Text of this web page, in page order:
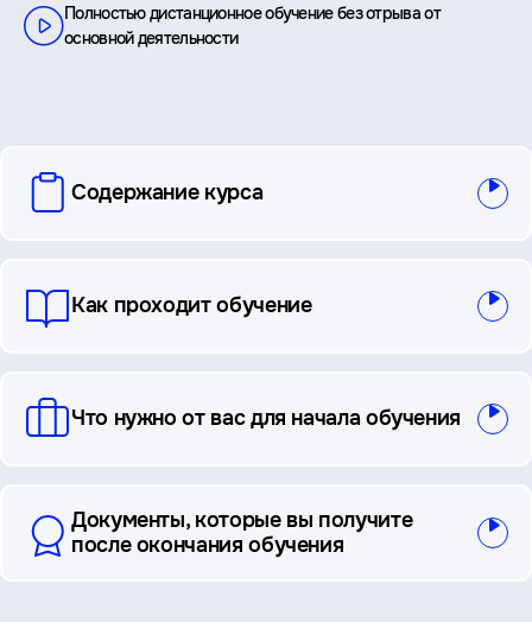
Полностью дистанционное обучение без отрыва от
основной деятельности
вопросы
Содержание курса
Как проходит обучение
Что нужно от вас для начала обучения
Документы, которые вы получите
после окончания обучения